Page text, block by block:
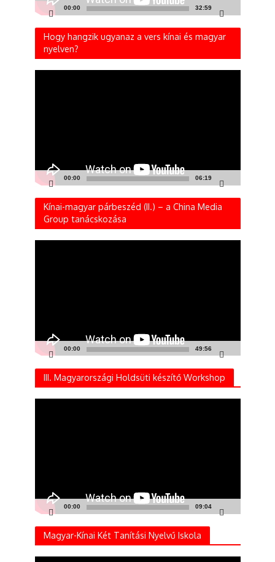
00:00 32:59
Hogy hangzik ugyanaz a vers kínai és magyar
nyelven?
00:00 06:19
Kínai-magyar párbeszéd (II.) – a China Media
Group tanácskozása
00:00 49:56
III. Magyarországi Holdsüti készítő Workshop
00:00 09:04
Magyar-Kínai Két Tanítási Nyelvű Iskola